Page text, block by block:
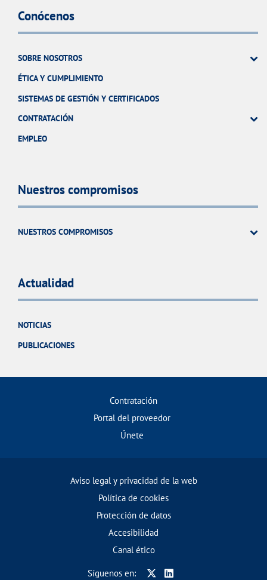
Conócenos
SOBRE NOSOTROS
ÉTICA Y CUMPLIMIENTO
SISTEMAS DE GESTIÓN Y CERTIFICADOS
CONTRATACIÓN
EMPLEO
Nuestros compromisos
NUESTROS COMPROMISOS
Actualidad
NOTICIAS
PUBLICACIONES
Contratación
Portal del proveedor
Únete
Aviso legal y privacidad de la web
Política de cookies
Protección de datos
Accesibilidad
Canal ético
Síguenos en: